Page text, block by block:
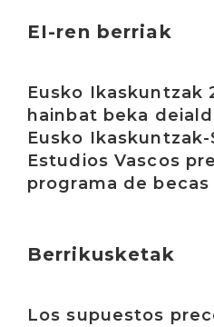
EI-ren berriak
Eusko Ikaskuntzak
hainbat beka
Eusko
Estudios Vascos
programa de becas
Berrikusketak
Los supuestos